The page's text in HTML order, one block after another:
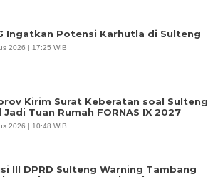
Ingatkan Potensi Karhutla di Sulteng
2026 | 17:25 WIB
Kirim Surat Keberatan soal Sulteng
Jadi Tuan Rumah FORNAS IX 2027
2026 | 10:48 WIB
III DPRD Sulteng Warning Tambang